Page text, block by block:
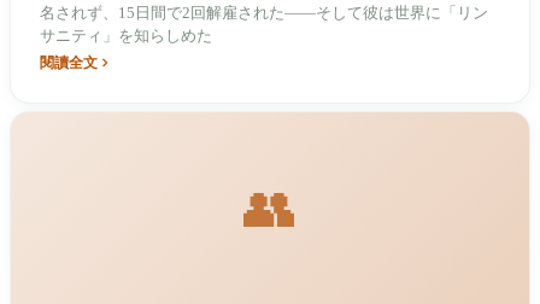
名されず、15日間で2回解雇された——そして彼は世界に「リン
サニティ」を知らしめた
閱讀全文
👥